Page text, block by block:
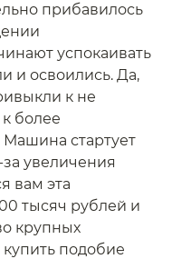
прибавилось
успокаивать
и освоились. Да,
к не
более
Машина стартует
увеличения
вам эта
тысяч рублей и
крупных
подобие